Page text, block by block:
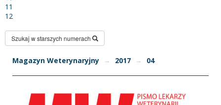
11
12
Szukaj w starszych numerach
Magazyn Weterynaryjny → 2017 → 04